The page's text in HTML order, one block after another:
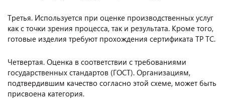
Третья. Используется при оценке производственных услуг
как с точки зрения процесса, так и результата. Кроме того,
готовые изделия требуют прохождения сертификата ТР ТС.
Четвертая. Оценка в соответствии с требованиями
государственных стандартов (ГОСТ). Организациям,
подтвердившим качество согласно этой схеме, может быть
присвоена категория.